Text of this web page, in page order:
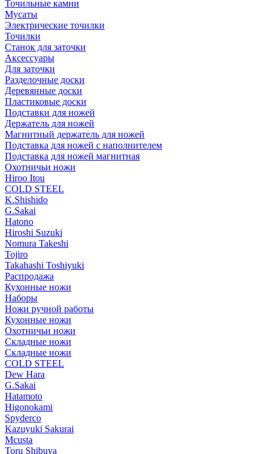
Точильные камни
Мусаты
Электрические точилки
Точилки
Станок для заточки
Аксессуары
Для заточки
Разделочные доски
Деревянные доски
Пластиковые доски
Подставки для ножей
Держатель для ножей
Магнитный держатель для ножей
Подставка для ножей с наполнителем
Подставка для ножей магнитная
Охотничьи ножи
Hiroo Itou
COLD STEEL
K.Shishido
G.Sakai
Hatono
Hiroshi Suzuki
Nomura Takeshi
Tojiro
Takahashi Toshiyuki
Распродажа
Кухонные ножи
Наборы
Ножи ручной работы
Кухонные ножи
Охотничьи ножи
Складные ножи
Складные ножи
COLD STEEL
Dew Hara
G.Sakai
Hatamoto
Higonokami
Spyderco
Kazuyuki Sakurai
Mcusta
Toru Shibuya